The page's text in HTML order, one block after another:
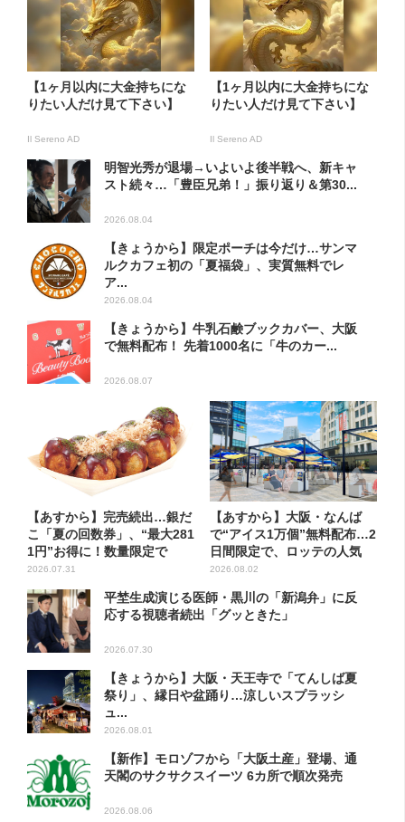
【1ヶ月以内に大金持ちにな
りたい人だけ見て下さい】
Il Sereno AD
【1ヶ月以内に大金持ちにな
りたい人だけ見て下さい】
Il Sereno AD
明智光秀が退場→いよいよ後半戦へ、新キャ
スト続々…「豊臣兄弟！」振り返り＆第30...
2026.08.04
【きょうから】限定ポーチは今だけ…サンマ
ルクカフェ初の「夏福袋」、実質無料でレ
ア...
2026.08.04
【きょうから】牛乳石鹸ブックカバー、大阪
で無料配布！ 先着1000名に「牛のカー...
2026.08.07
【あすから】完売続出…銀だ
こ「夏の回数券」、“最大281
1円”お得に！数量限定で
2026.07.31
【あすから】大阪・なんば
で“アイス1万個”無料配布…2
日間限定で、ロッテの人気
商...
2026.08.02
平埜生成演じる医師・黒川の「新潟弁」に反
応する視聴者続出「グッときた」
2026.07.30
【きょうから】大阪・天王寺で「てんしば夏
祭り」、縁日や盆踊り…涼しいスプラッシ
ュ...
2026.08.01
【新作】モロゾフから「大阪土産」登場、通
天閣のサクサクスイーツ 6カ所で順次発売
2026.08.06